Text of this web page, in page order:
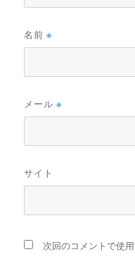
名前※
メール※
サイト
次回のコメントで使